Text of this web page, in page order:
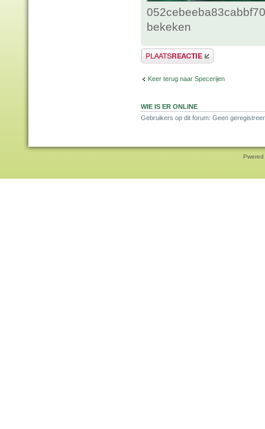
bekeken
Plaats een reactie
Keer terug naar Specerijen
WIE IS ER ONLINE
Gebruikers op dit forum: Geen